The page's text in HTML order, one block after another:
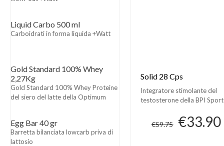
Liquid Carbo 500 ml
Carboidrati in forma liquida +Watt
Gold Standard 100% Whey
2,27Kg
Gold Standard 100% Whey Proteine
del siero del latte della Optimum
Egg Bar 40 gr
Barretta bilanciata lowcarb priva di
lattosio
Solid 28 Cps
Integratore stimolante del
testosterone della BPI
€59.75 €33.90